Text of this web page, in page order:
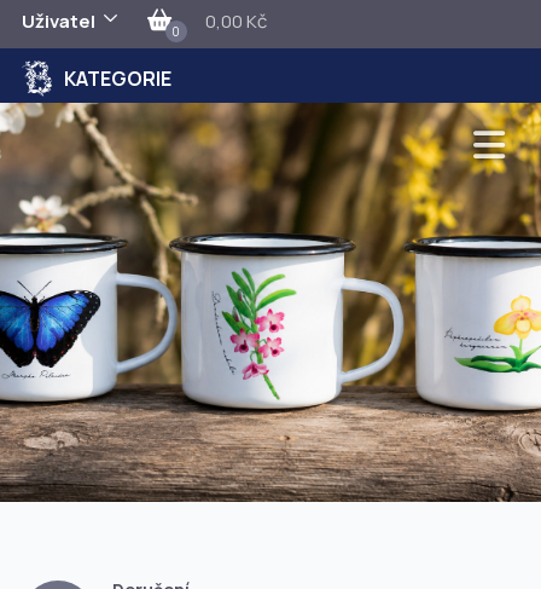
Uživatel 0 0,00 Kč
KATEGORIE